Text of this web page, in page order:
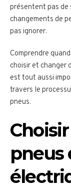
présentent pas de
changements de
pas ignorer.
Comprendre
choisir et changer
est tout aussi
travers le
pneus.
pneus